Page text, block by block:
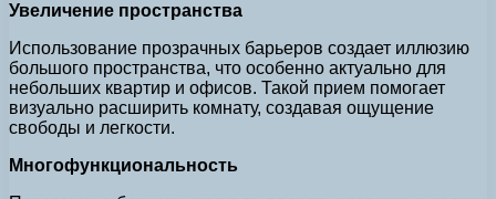
Увеличение пространства
Использование прозрачных барьеров создает иллюзию
большого пространства, что особенно актуально для
небольших квартир и офисов. Такой прием помогает
визуально расширить комнату, создавая ощущение
свободы и легкости.
Многофункциональность